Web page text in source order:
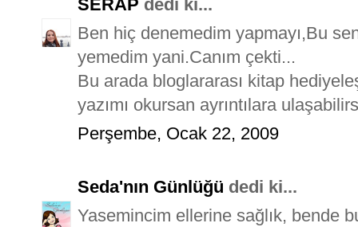
SERAP dedi ki...
Ben hiç denemedim yapmayı,Bu
yemedim yani.Canım çekti...
Bu arada bloglararası kitap
yazımı okursan ayrıntılara
Perşembe, Ocak 22, 2009
Seda'nın Günlüğü dedi ki...
Yasemincim ellerine sağlık, bende